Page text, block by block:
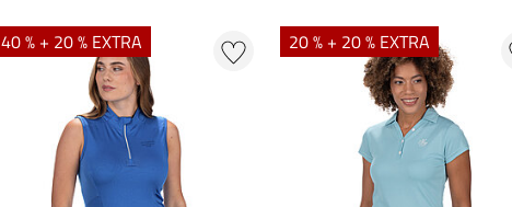
40 % + 20 % EXTRA 20 % + 20 % EXTRA